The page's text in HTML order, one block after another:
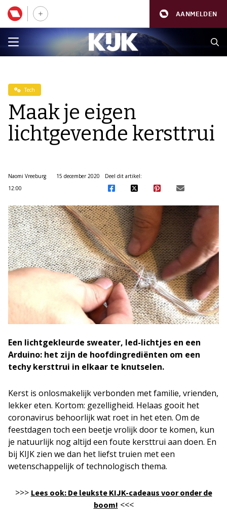
AANMELDEN
Tech
Maak je eigen
lichtgevende kersttrui
Naomi Vreeburg
15 december 2020
12:00
Deel dit artikel:
Een lichtgekleurde sweater, led-lichtjes en een
Arduino: het zijn de hoofdingrediënten om een
techy kersttrui in elkaar te knutselen.
Kerst is onlosmakelijk verbonden met familie, vrienden,
lekker eten. Kortom: gezelligheid. Helaas gooit het
coronavirus behoorlijk wat roet in het eten. Om de
feestdagen toch een beetje vrolijk door te komen, kun
je natuurlijk nog altijd een foute kersttrui aan doen. En
bij KIJK zien we dan het liefst truien met een
wetenschappelijk of technologisch thema.
>>> Lees ook: De leukste KIJK-cadeaus voor onder de
boom! <<<